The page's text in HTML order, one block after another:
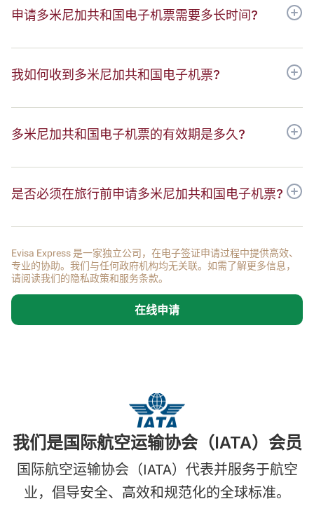
申请多米尼加共和国电子机票需要多长时间?
我如何收到多米尼加共和国电子机票?
多米尼加共和国电子机票的有效期是多久?
是否必须在旅行前申请多米尼加共和国电子机票?
Evisa Express 是一家独立公司，在电子签证申请过程中提供高效、
专业的协助。我们与任何政府机构均无关联。如需了解更多信息，
请阅读我们的隐私政策和服务条款。
在线申请
我们是国际航空运输协会（IATA）会员
国际航空运输协会（IATA）代表并服务于航空
业，倡导安全、高效和规范化的全球标准。